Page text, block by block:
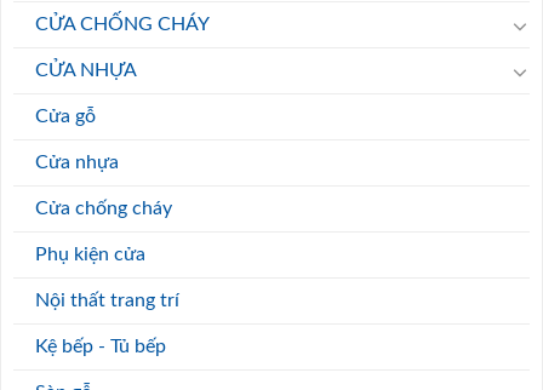
CỬA CHỐNG CHÁY
CỬA NHỰA
Cửa gỗ
Cửa nhựa
Cửa chống cháy
Phụ kiện cửa
Nội thất trang trí
Kệ bếp - Tủ bếp